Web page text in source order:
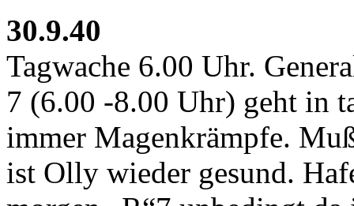
30.9.40
Tagwache 6.00 Uhr.
7 (6.00 -8.00 Uhr) geht in
immer Magenkrämpfe.
ist Olly wieder gesund.